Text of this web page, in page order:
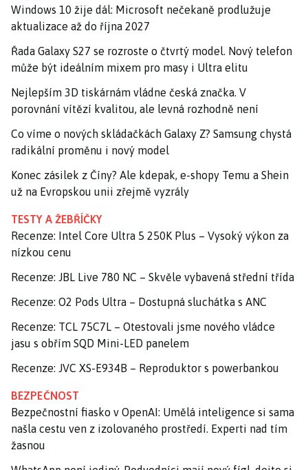
Windows 10 žije dál: Microsoft nečekaně prodlužuje
aktualizace až do října 2027
Řada Galaxy S27 se rozroste o čtvrtý model. Nový telefon
může být ideálním mixem pro masy i Ultra elitu
Nejlepším 3D tiskárnám vládne česká značka. V
porovnání vítězí kvalitou, ale levná rozhodně není
Co víme o nových skládačkách Galaxy Z? Samsung chystá
radikální proměnu i nový model
Konec zásilek z Číny? Ale kdepak, e-shopy Temu a Shein
už na Evropskou unii zřejmě vyzrály
TESTY A ŽEBŘÍČKY
Recenze: Intel Core Ultra 5 250K Plus – Vysoký výkon za
nízkou cenu
Recenze: JBL Live 780 NC – Skvěle vybavená střední třída
Recenze: O2 Pods Ultra – Dostupná sluchátka s ANC
Recenze: TCL 75C7L – Otestovali jsme nového vládce
jasu s obřím SQD Mini-LED panelem
Recenze: JVC XS-E934B – Reproduktor s powerbankou
BEZPEČNOST
Bezpečnostní fiasko v OpenAI: Umělá inteligence si sama
našla cestu ven z izolovaného prostředí. Experti nad tím
žasnou